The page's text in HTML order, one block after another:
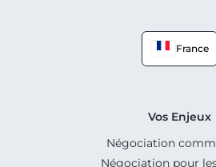
France
Vos Enjeux
Négociation
Négociation pour